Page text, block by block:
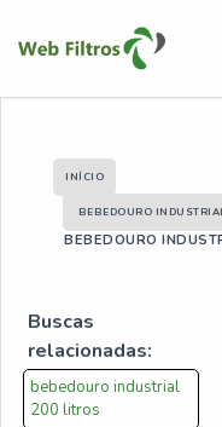
INÍCIO
BEBEDOURO
BEBEDOURO
Buscas
relacionadas:
bebedouro industrial
200 litros